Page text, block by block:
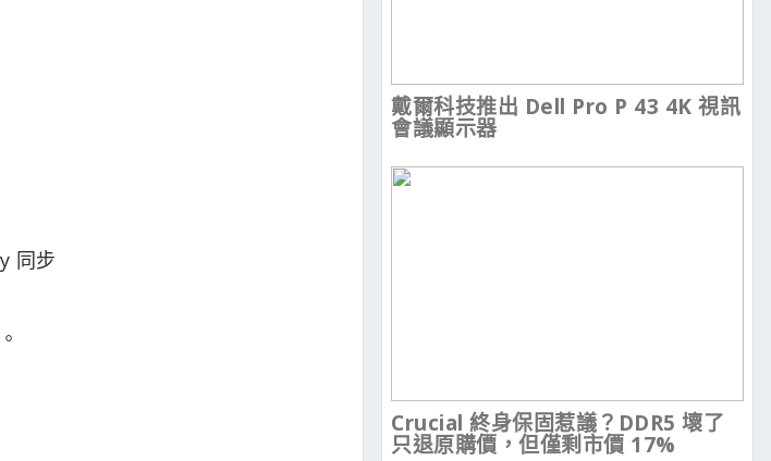
同步
戴爾科技推出 Dell Pro P 43 4K 視訊
會議顯示器
Crucial 終身保固惹議？DDR5 壞了
只退原購價，但僅剩市價 17%